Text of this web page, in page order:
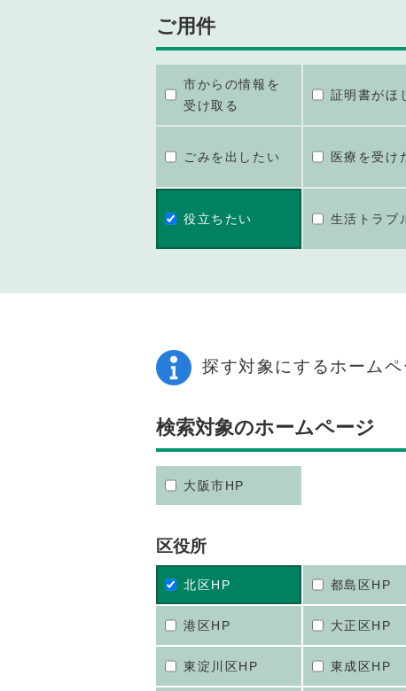
ご用件
市からの情報を
受け取る
証明書がほ
ごみを出したい 医療を受け
役立ちたい 生活トラブ
探す対象にするホーム
検索対象のホームページ
大阪市HP
区役所
北区HP 都島区HP
港区HP 大正区HP
東淀川区HP 東成区HP